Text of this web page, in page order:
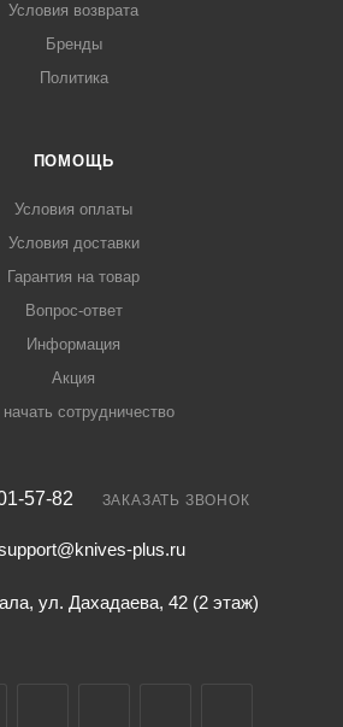
Условия возврата
Бренды
Политика
ПОМОЩЬ
Условия оплаты
Условия доставки
Гарантия на товар
Вопрос-ответ
Информация
Акция
начать сотрудничество
57-82 ЗАКАЗАТЬ ЗВОНОК
plus.ru
ул. Дахадаева, 42 (2 этаж)